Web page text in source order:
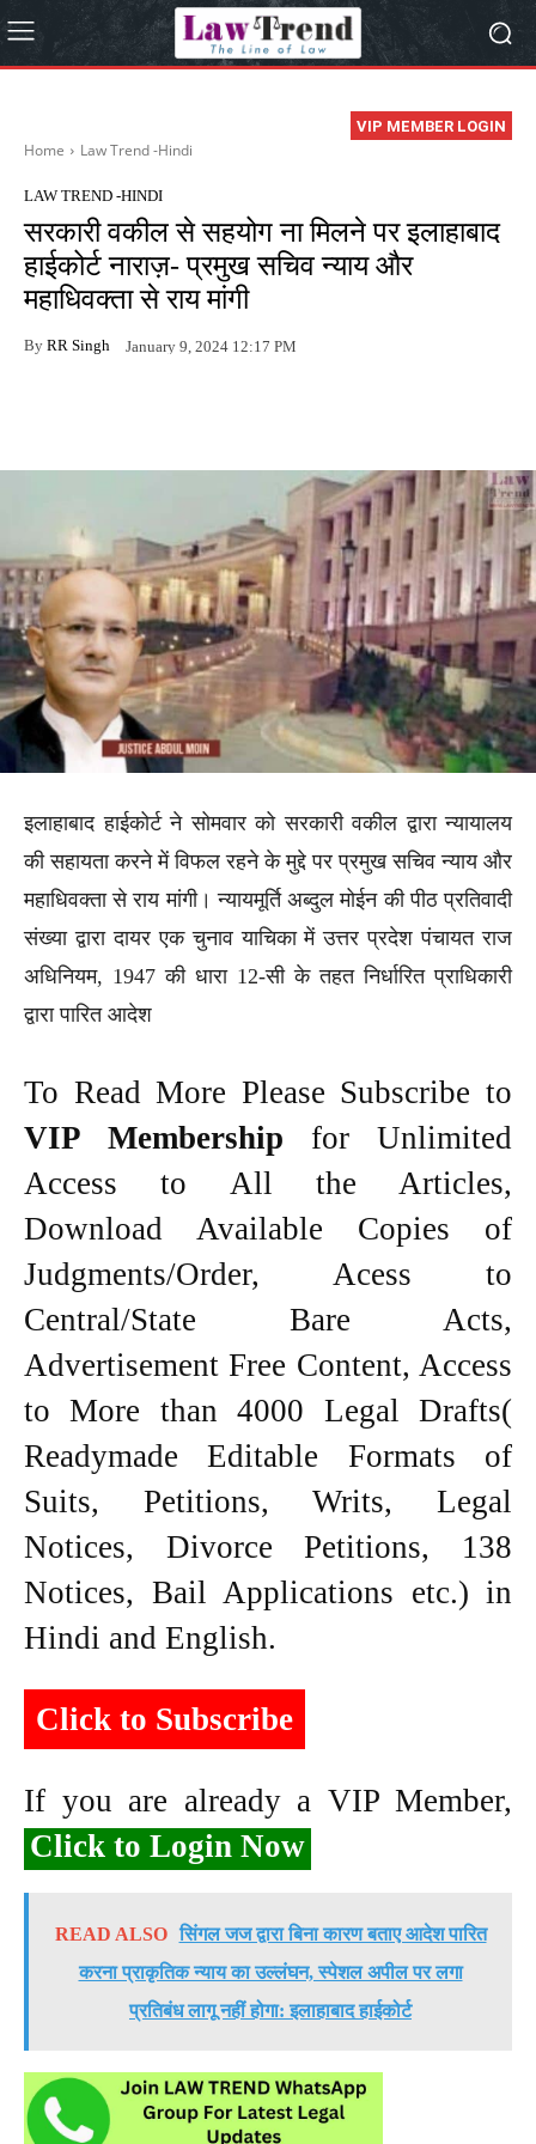
VIP MEMBER LOGIN
Home Law Trend -Hindi
LAW TREND -HINDI
सरकारी वकील से सहयोग ना मिलने पर इलाहाबाद
हाईकोर्ट नाराज़- प्रमुख सचिव न्याय और
महाधिवक्ता से राय मांगी
By RR Singh January 9, 2024 12:17 PM
इलाहाबाद हाईकोर्ट ने सोमवार को सरकारी वकील द्वारा न्यायालय
की सहायता करने में विफल रहने के मुद्दे पर प्रमुख सचिव न्याय और
महाधिवक्ता से राय मांगी। न्यायमूर्ति अब्दुल मोईन की पीठ प्रतिवादी
संख्या द्वारा दायर एक चुनाव याचिका में उत्तर प्रदेश पंचायत राज
अधिनियम, 1947 की धारा 12-सी के तहत निर्धारित प्राधिकारी
द्वारा पारित आदेश
To Read More Please Subscribe to
VIP Membership for Unlimited
Access to All the Articles,
Download Available Copies of
Judgments/Order, Acess to
Central/State Bare Acts,
Advertisement Free Content, Access
to More than 4000 Legal Drafts(
Readymade Editable Formats of
Suits, Petitions, Writs, Legal
Notices, Divorce Petitions, 138
Notices, Bail Applications etc.) in
Hindi and English.
Click to Subscribe
If you are already a VIP Member,
Click to Login Now
READ ALSO सिंगल जज द्वारा बिना कारण बताए आदेश पारित
करना प्राकृतिक न्याय का उल्लंघन, स्पेशल अपील पर लगा
प्रतिबंध लागू नहीं होगा: इलाहाबाद हाईकोर्ट